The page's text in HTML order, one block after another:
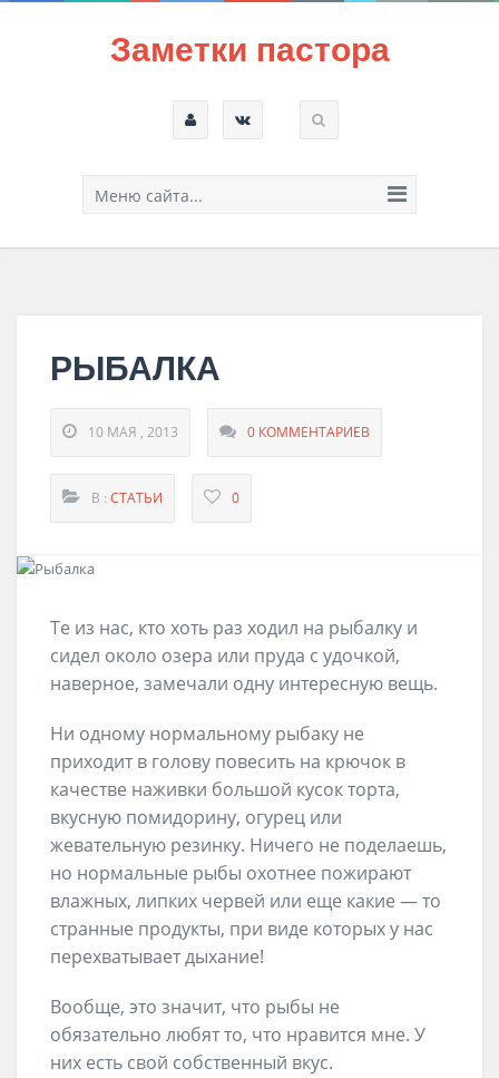
Заметки пастора
Меню сайта...
РЫБАЛКА
10 МАЯ , 2013 0 КОММЕНТАРИЕВ
В : СТАТЬИ 0
Те из нас, кто хоть раз ходил на рыбалку и
сидел около озера или пруда с удочкой,
наверное, замечали одну интересную вещь.
Ни одному нормальному рыбаку не
приходит в голову повесить на крючок в
качестве наживки большой кусок торта,
вкусную помидорину, огурец или
жевательную резинку. Ничего не поделаешь,
но нормальные рыбы охотнее пожирают
влажных, липких червей или еще какие — то
странные продукты, при виде которых у нас
перехватывает дыхание!
Вообще, это значит, что рыбы не
обязательно любят то, что нравится мне. У
них есть свой собственный вкус.